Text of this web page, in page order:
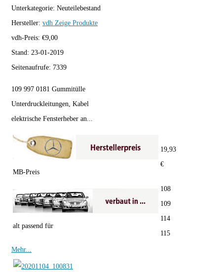
Unterkategorie: Neuteilebestand
Hersteller: vdh Zeige Produkte
vdh-Preis: €9,00
Stand: 23-01-2019
Seitenaufrufe: 7339
109 997 0181 Gummitülle
Unterdruckleitungen, Kabel
elektrische Fensterheber an...
MB-Preis
19,93
€
alt passend für
108
109
114
115
Mehr...